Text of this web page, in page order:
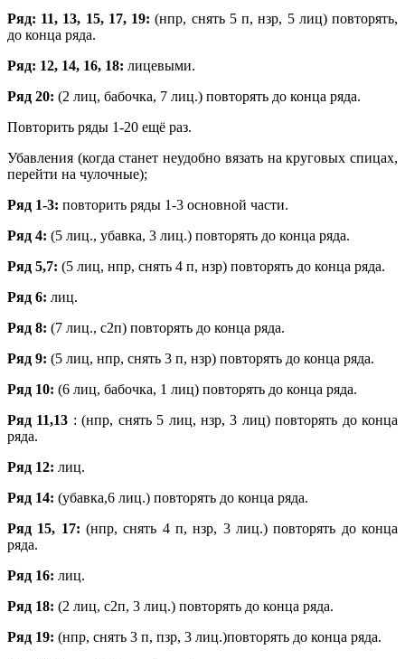
Ряд: 11, 13, 15, 17, 19: (нпр, снять 5 п, нзр, 5 лиц) повторять,
до конца ряда.
Ряд: 12, 14, 16, 18: лицевыми.
Ряд 20: (2 лиц, бабочка, 7 лиц.) повторять до конца ряда.
Повторить ряды 1-20 ещё раз.
Убавления (когда станет неудобно вязать на круговых спицах,
перейти на чулочные);
Ряд 1-3: повторить ряды 1-3 основной части.
Ряд 4: (5 лиц., убавка, 3 лиц.) повторять до конца ряда.
Ряд 5,7: (5 лиц, нпр, снять 4 п, нзр) повторять до конца ряда.
Ряд 6: лиц.
Ряд 8: (7 лиц., с2п) повторять до конца ряда.
Ряд 9: (5 лиц, нпр, снять 3 п, нзр) повторять до конца ряда.
Ряд 10: (6 лиц, бабочка, 1 лиц) повторять до конца ряда.
Ряд 11,13 : (нпр, снять 5 лиц, нзр, 3 лиц) повторять до конца
ряда.
Ряд 12: лиц.
Ряд 14: (убавка,6 лиц.) повторять до конца ряда.
Ряд 15, 17: (нпр, снять 4 п, нзр, 3 лиц.) повторять до конца
ряда.
Ряд 16: лиц.
Ряд 18: (2 лиц, с2п, 3 лиц.) повторять до конца ряда.
Ряд 19: (нпр, снять 3 п, пзр, 3 лиц.)повторять до конца ряда.